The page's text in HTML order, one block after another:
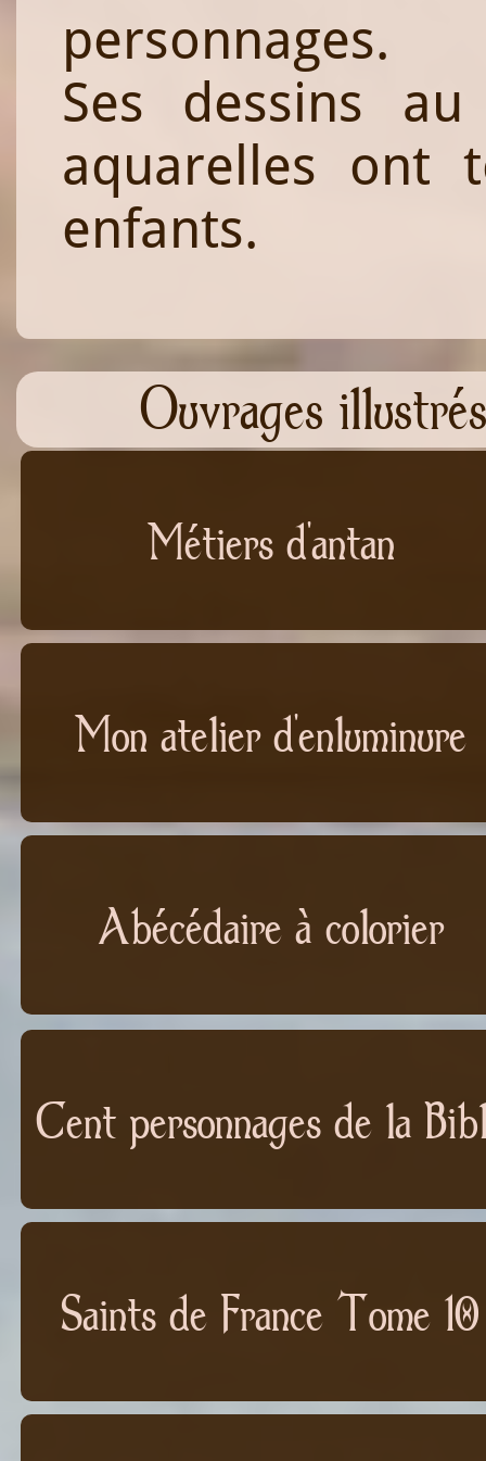
personnages.
Ses dessins
aquarelles ont
enfants.
Ouvrages
Métiers d'antan
Mon atelier d'enluminure
Abécédaire à colorier
Cent personnages de la
Saints de France Tome 10